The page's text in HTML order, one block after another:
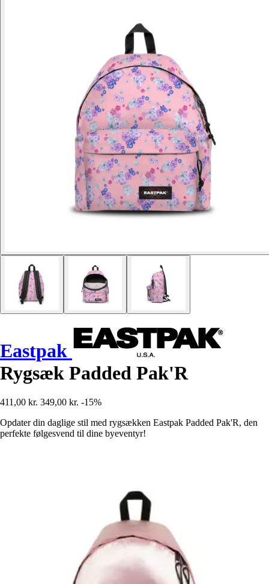
Eastpak
Rygsæk Padded Pak'R
411,00 kr. 349,00 kr. -15%
Opdater din daglige stil med rygsækken Eastpak Padded Pak'R, den
perfekte følgesvend til dine byeventyr!